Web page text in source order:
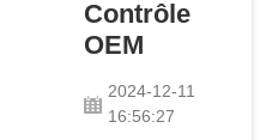
de contrôle
pendant 38 ans,
encore en
action...
Contrôle
OEM
2024-12-11
16:56:27